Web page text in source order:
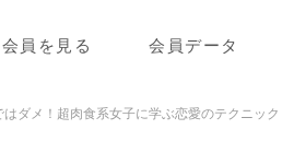
員を見る 会員データ
ダメ！超肉食系女子に学ぶ恋愛のテクニック